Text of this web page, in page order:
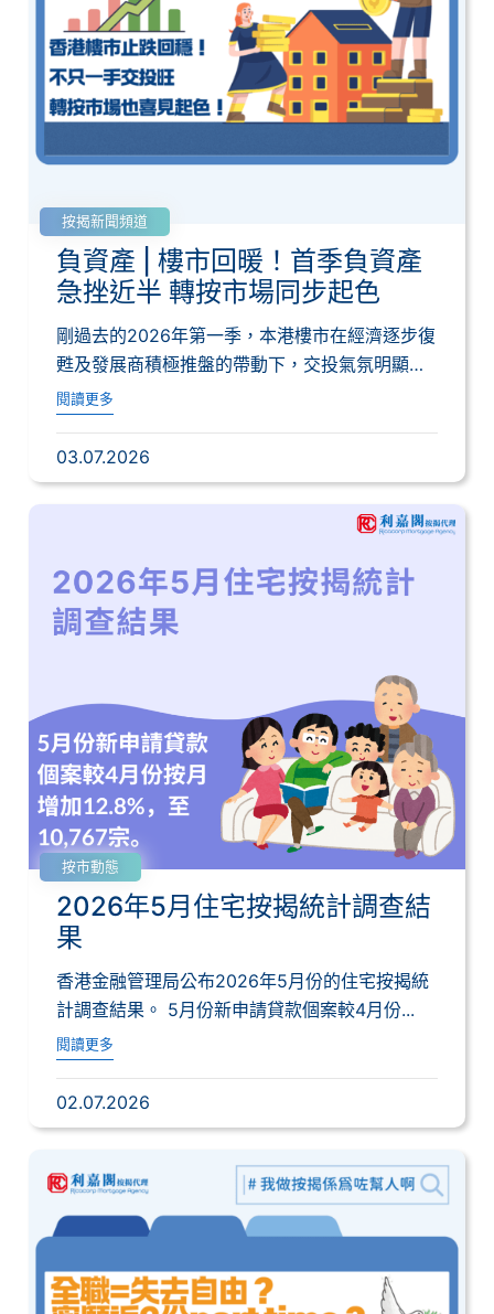
按揭新聞頻道
負資產 | 樓市回暖！首季負資產
急挫近半 轉按市場同步起色
剛過去的2026年第一季，本港樓市在經濟逐步復
甦及發展商積極推盤的帶動下，交投氣氛明顯回
暖...
閱讀更多
03.07.2026
按市動態
2026年5月住宅按揭統計調查結
果
香港金融管理局公布2026年5月份的住宅按揭統
計調查結果。 5月份新申請貸款個案較4月份...
閱讀更多
02.07.2026